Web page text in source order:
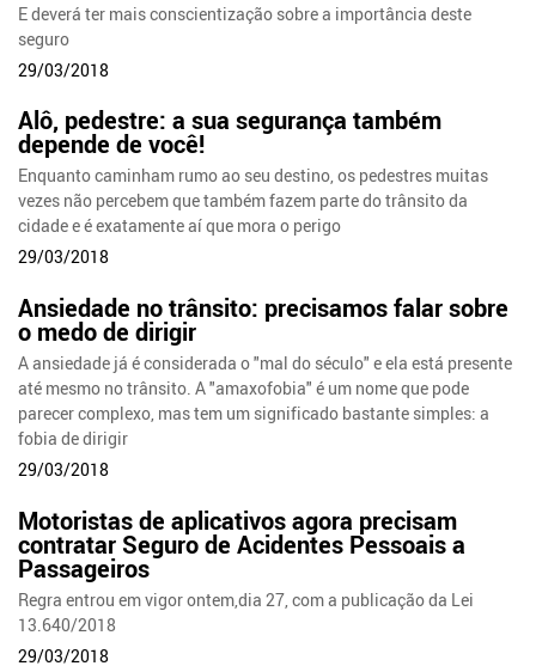
E deverá ter mais conscientização sobre a importância deste
seguro
29/03/2018
Alô, pedestre: a sua segurança também
depende de você!
Enquanto caminham rumo ao seu destino, os pedestres muitas
vezes não percebem que também fazem parte do trânsito da
cidade e é exatamente aí que mora o perigo
29/03/2018
Ansiedade no trânsito: precisamos falar sobre
o medo de dirigir
A ansiedade já é considerada o "mal do século" e ela está presente
até mesmo no trânsito. A "amaxofobia" é um nome que pode
parecer complexo, mas tem um significado bastante simples: a
fobia de dirigir
29/03/2018
Motoristas de aplicativos agora precisam
contratar Seguro de Acidentes Pessoais a
Passageiros
Regra entrou em vigor ontem,dia 27, com a publicação da Lei
13.640/2018
29/03/2018